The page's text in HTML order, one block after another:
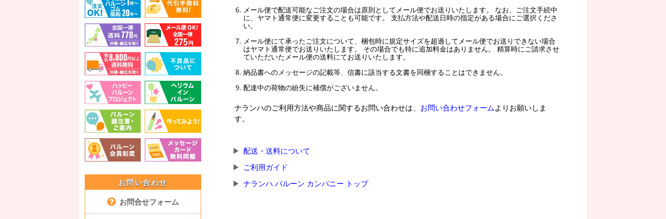
お問い合わせ
お問合せフォーム
メール便で配送可能なご注文の場合は原則としてメール便でお送りいたします。 なお、ご注文手続中
に、ヤマト通常便に変更することも可能です。 支払方法や配送日時の指定がある場合にご選択くださ
い。
メール便にて承ったご注文について、梱包時に規定サイズを超過してメール便でお送りできない場合
はヤマト通常便でお送りいたします。 その場合でも特に追加料金はありません。 精算時にご請求させ
ていただいたメール便の送料にてお送りいたします。
納品書へのメッセージの記載等、信書に該当する文書を同梱することはできません。
配達中の荷物の紛失に補償がございません。
ナランハのご利用方法や商品に関するお問い合わせは、 お問い合わせフォームよりお願いしま
す。
配送・送料について
ご利用ガイド
ナランハ バルーン カンパニー トップ